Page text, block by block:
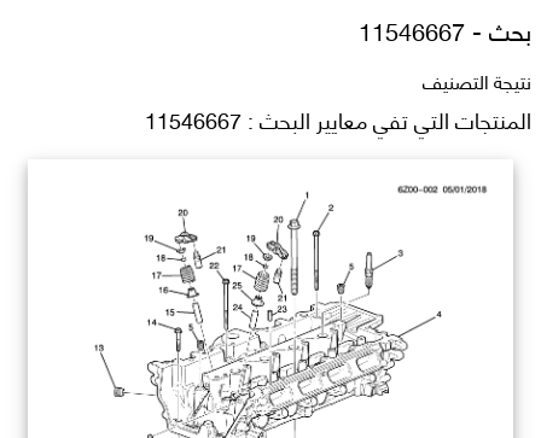
بحث -11546667
نتيجة التصنيف
المنتجات التي تفي معايير البحث : 11546667